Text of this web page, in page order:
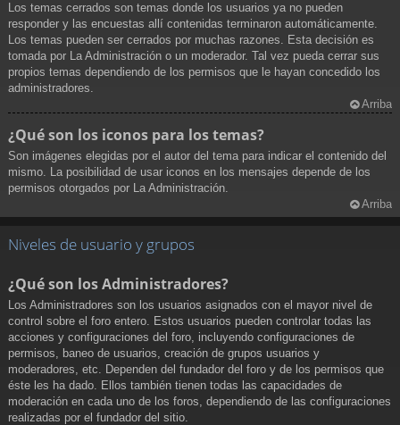
Los temas cerrados son temas donde los usuarios ya no pueden
responder y las encuestas allí contenidas terminaron automáticamente.
Los temas pueden ser cerrados por muchas razones. Esta decisión es
tomada por La Administración o un moderador. Tal vez pueda cerrar sus
propios temas dependiendo de los permisos que le hayan concedido los
administradores.
Arriba
¿Qué son los iconos para los temas?
Son imágenes elegidas por el autor del tema para indicar el contenido del
mismo. La posibilidad de usar iconos en los mensajes depende de los
permisos otorgados por La Administración.
Arriba
Niveles de usuario y grupos
¿Qué son los Administradores?
Los Administradores son los usuarios asignados con el mayor nivel de
control sobre el foro entero. Estos usuarios pueden controlar todas las
acciones y configuraciones del foro, incluyendo configuraciones de
permisos, baneo de usuarios, creación de grupos usuarios y
moderadores, etc. Dependen del fundador del foro y de los permisos que
éste les ha dado. Ellos también tienen todas las capacidades de
moderación en cada uno de los foros, dependiendo de las configuraciones
realizadas por el fundador del sitio.